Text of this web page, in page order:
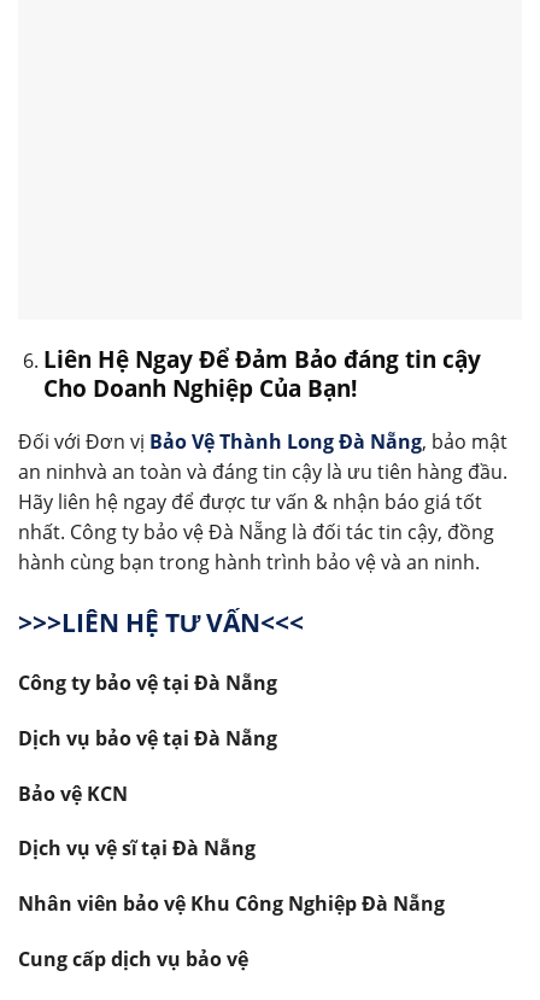
Liên Hệ Ngay Để Đảm Bảo đáng tin cậy
Cho Doanh Nghiệp Của Bạn!
Đối với Đơn vị Bảo Vệ Thành Long Đà Nẵng, bảo mật
an ninhvà an toàn và đáng tin cậy là ưu tiên hàng đầu.
Hãy liên hệ ngay để được tư vấn & nhận báo giá tốt
nhất. Công ty bảo vệ Đà Nẵng là đối tác tin cậy, đồng
hành cùng bạn trong hành trình bảo vệ và an ninh.
>>>LIÊN HỆ TƯ VẤN<<<
Công ty bảo vệ tại Đà Nẵng
Dịch vụ bảo vệ tại Đà Nẵng
Bảo vệ KCN
Dịch vụ vệ sĩ tại Đà Nẵng
Nhân viên bảo vệ Khu Công Nghiệp Đà Nẵng
Cung cấp dịch vụ bảo vệ